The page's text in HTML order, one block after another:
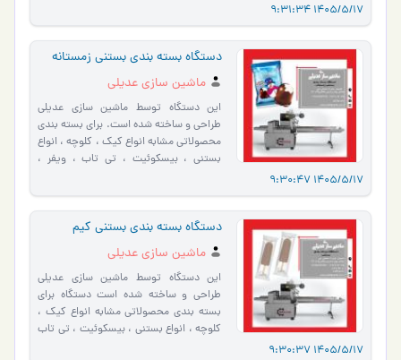
1405/5/17
1405/5/17
دستگاه بسته بندی بستنی زمستانه
ماشین سازی عدیلی
این دستگاه توسط ماشین سازی عدیلی
طراحی و ساخته شده است. برای بسته بندی
محصولاتی مشابه انواع کیک ، کلوچه ، انواع
بستنی ، بیسکوئیت ، تی تاب ، ویفر ،
1405/5/17
دستگاه بسته بندی بستنی کیم
ماشین سازی عدیلی
این دستگاه توسط ماشین سازی عدیلی
طراحی و ساخته شده است دستگاه برای
بسته بندی محصولاتی مشابه انواع کیک ،
کلوچه ، انواع بستنی ، بیسکوئیت ، تی تاب